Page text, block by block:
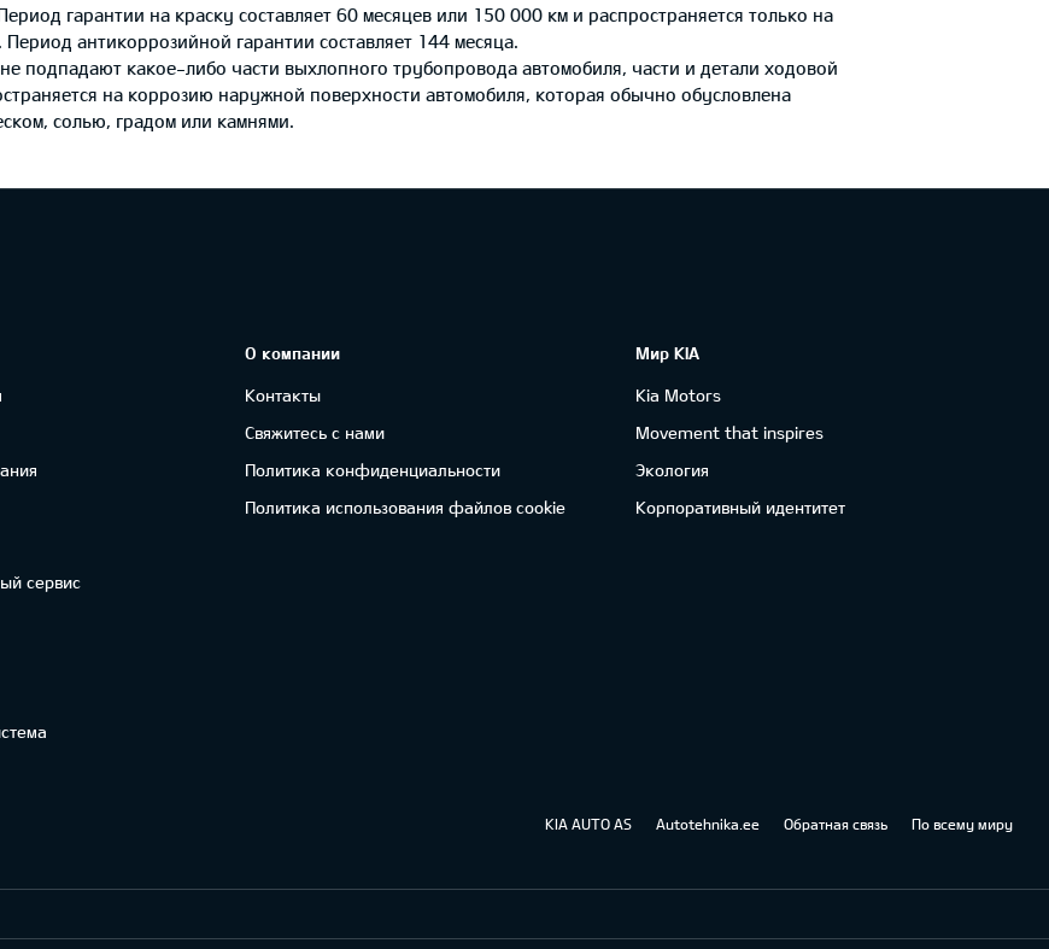
гарантии на краску составляет 60 месяцев или 150 000 км и распространяется только на
антикоррозийной гарантии составляет 144 месяца.
подпадают какое-либо части выхлопного трубопровода автомобиля, части и детали ходовой
на коррозию наружной поверхности автомобиля, которая обычно обусловлена
солью, градом или камнями.
сервис
О компании
Контакты
Свяжитесь с нами
Политика конфиденциальности
Политика использования файлов cookie
Мир KIA
Kia Motors
Movement that inspires
Экология
Корпоративный идентитет
KIA AUTO AS Autotehnika.ee Обратная связь По всему миру